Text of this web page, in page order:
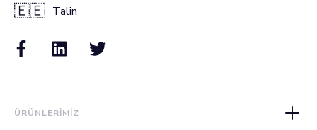
🇪🇪 Talin
ÜRÜNLERIMIZ